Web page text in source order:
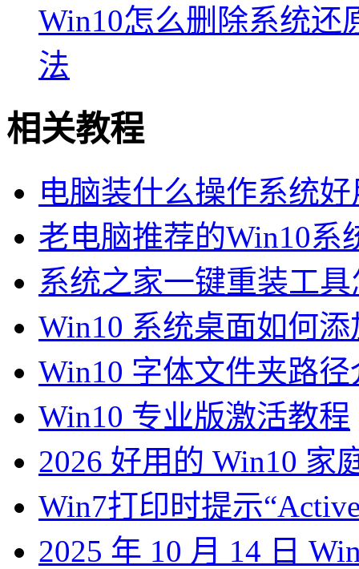
Win10怎么删除系统还
法
相关教程
电脑装什么操作系统好
老电脑推荐的Win10系
系统之家一键重装工
Win10 系统桌面如何
Win10 字体文件夹路径
Win10 专业版激活教程
2026 好用的 Win10 家
Win7打印时提示
2025 年 10 月 14 日